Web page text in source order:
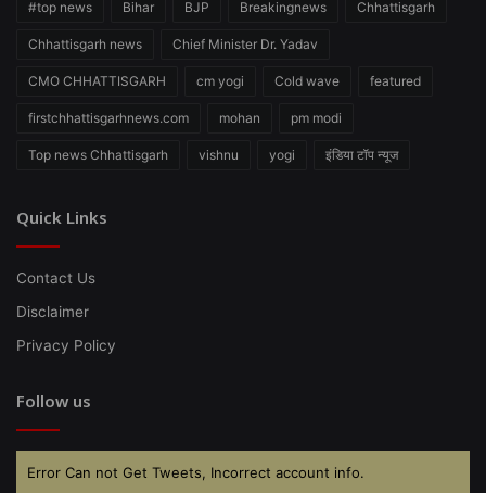
#top news Bihar BJP Breakingnews Chhattisgarh
Chhattisgarh news Chief Minister Dr. Yadav
CMO CHHATTISGARH cm yogi Cold wave featured
firstchhattisgarhnews.com mohan pm modi
Top news Chhattisgarh vishnu yogi इंडिया टॉप न्यूज
Quick Links
Contact Us
Disclaimer
Privacy Policy
Follow us
Error Can not Get Tweets, Incorrect account info.